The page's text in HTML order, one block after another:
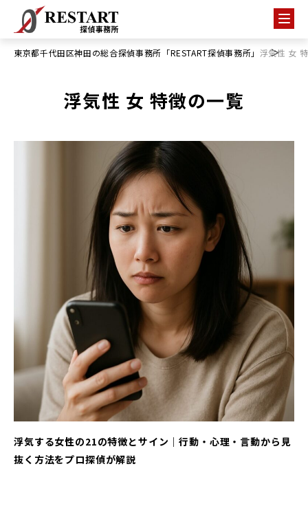
東京都千代田区神田の総合探偵事務所「RESTART探偵事務所」 浮気性 女
浮気性 女 特徴の一覧
浮気する女性の21の特徴とサイン｜行動・心理・言動から見
抜く方法をプロ探偵が解説